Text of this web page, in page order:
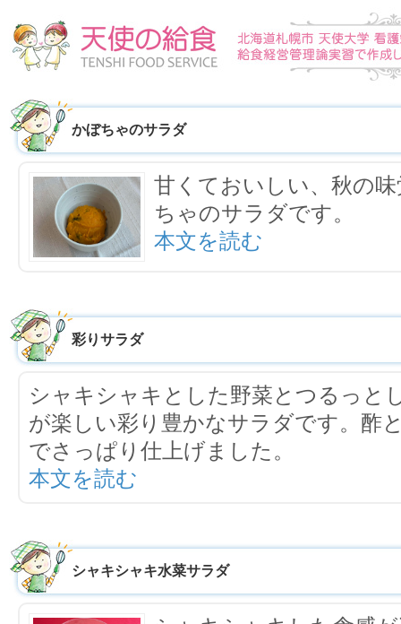
かぼちゃのサラダ
甘くておいしい、秋の
ちゃのサラダです。
本文を読む
彩りサラダ
シャキシャキとした野菜とつるっと
が楽しい彩り豊かなサラダです。酢
でさっぱり仕上げました。
本文を読む
シャキシャキ水菜サラダ